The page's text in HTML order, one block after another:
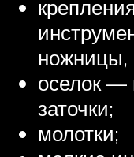
ножницы,
оселок —
заточки;
молотки;